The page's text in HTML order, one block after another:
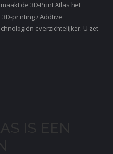
de 3D-Print Atlas het
printing / Addtive
overzichtelijker. U zet